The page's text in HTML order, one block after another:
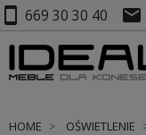
smartphone 669 30 30 40 mail
HOME OŚWIETLENIE